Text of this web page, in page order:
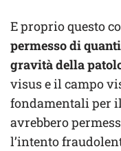
E proprio questo
permesso di
gravità della
visus e il campo
fondamentali per
avrebbero
l’intento